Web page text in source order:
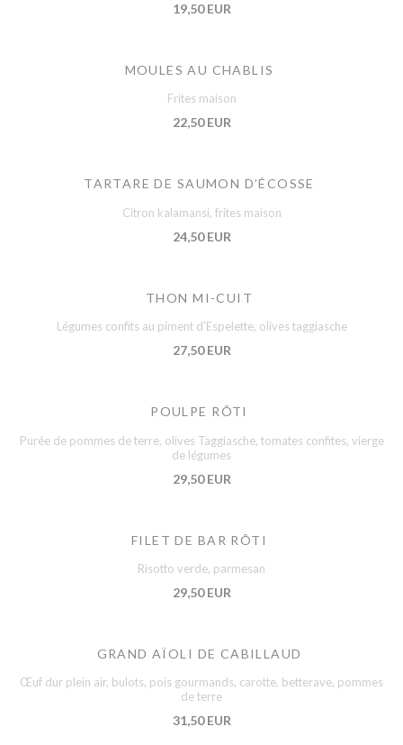
19,50 EUR
MOULES AU CHABLIS
Frites maison
22,50 EUR
TARTARE DE SAUMON D’ÉCOSSE
Citron kalamansi, frites maison
24,50 EUR
THON MI-CUIT
Légumes confits au piment d’Espelette, olives taggiasche
27,50 EUR
POULPE RÔTI
Purée de pommes de terre, olives Taggiasche, tomates confites, vierge
de légumes
29,50 EUR
FILET DE BAR RÔTI
Risotto verde, parmesan
29,50 EUR
GRAND AÏOLI DE CABILLAUD
Œuf dur plein air, bulots, pois gourmands, carotte, betterave, pommes
de terre
31,50 EUR